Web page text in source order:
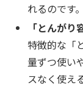
れるのです。
「とんが
特徴的な「
量ずつ使い
スなく使え